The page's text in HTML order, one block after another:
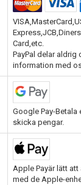
Card,etc.
PayPal delar aldrig
information med
Google Pay-Betala
skicka pengar.
Apple Payär lätt
med de Apple-